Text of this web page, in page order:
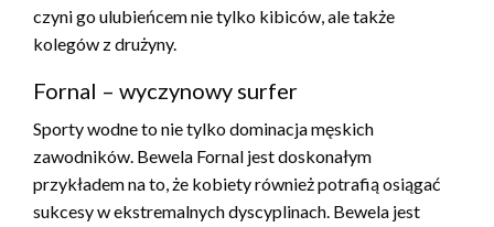
czyni go ulubieńcem nie tylko kibiców, ale także
kolegów z drużyny.
Fornal – wyczynowy surfer
Sporty wodne to nie tylko dominacja męskich
zawodników. Bewela Fornal jest doskonałym
przykładem na to, że kobiety również potrafią osiągać
sukcesy w ekstremalnych dyscyplinach. Bewela jest